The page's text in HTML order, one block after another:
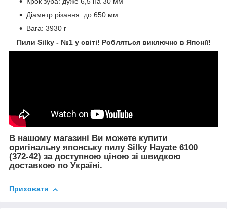
Діаметр різання: до 650 мм
Вага: 3930 г
Пили Silky - №1 у світі! Робляться виключно в Японії!
В нашому магазині Ви можете купити
оригінальну японську пилу Silky Hayate 6100
(372-42) за доступною ціною зі швидкою
доставкою по Україні.
Приховати